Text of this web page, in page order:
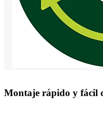
Montaje rápido y fácil